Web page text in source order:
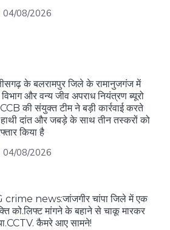
04/08/2026
के बलरामपुर जिले के रामानुजगंज में
और वन्य जीव अपराध नियंत्रण ब्यूरो
की संयुक्त टीम ने बड़ी कार्रवाई करते
दांत और जबड़े के साथ तीन तस्करों को
किया है
04/08/2026
crime news:जांजगीर चांपा जिले में एक
को.लिफ्ट मांगने के बहाने से चाकू मारकर
कैमरे आए सामने!